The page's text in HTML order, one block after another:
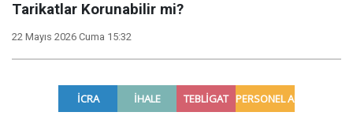
Tarikatlar Korunabilir mi?
22 Mayıs 2026 Cuma 15:32